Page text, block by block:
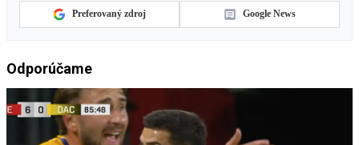
Preferovaný zdroj Google News
Odporúčame